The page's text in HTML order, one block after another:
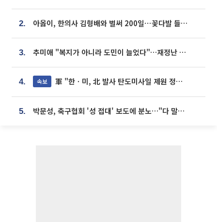
2. 아옳이, 한의사 김형배와 벌써 200일⋯꽃다발 들고 "프러포즈 아냐"
3. 추미애 "복지가 아니라 도민이 늘었다"…재정난 책임론 정면돌파
4. 속보 軍 "한ㆍ미, 北 발사 탄도미사일 제원 정밀분석 중"
5. 박문성, 축구협회 '성 접대' 보도에 분노…"다 말아먹으려고 작정했나"